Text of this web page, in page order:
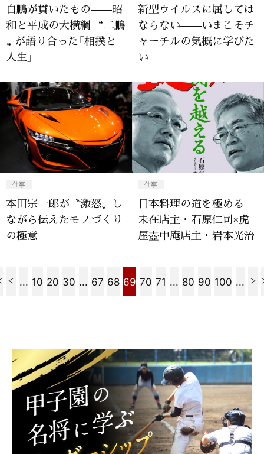
白鵬が貫いたもの——昭
和と平成の大横綱 “二鵬
„ が語り合った「相撲と
人生」
新型ウイルスに屈しては
ならない——いまこそチ
ャーチルの気概に学びた
い
仕事
本田宗一郎が〝激怒〟し
ながら伝えたモノづくり
の極意
仕事
日本料理の道を極める
未在店主・石原仁司×虎
屋壺中庵店主・岩本光治
... 10 20 30 ... 67 68 69 70 71 ... 80 90 100 ...